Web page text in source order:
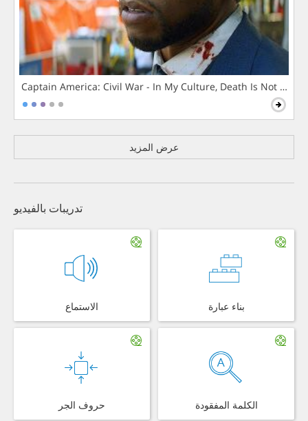
Captain America: Civil War - In My Culture, Death Is Not The
عرض المزيد
تدريبات بالفيديو
الاستماع بناء عبارة
حروف الجر الكلمة المفقودة